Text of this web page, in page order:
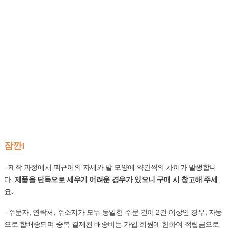
잠깐!
- 제작 과정에서 피규어의 자세와 발 모양에 약간씩의 차이가 발생합니
다. 제품을 단독으로 세우기 어려운 경우가 있으니 구매 시 참고해 주세
요.
- 주문자, 연락처, 주소지가 모두 동일한 주문 건이 2건 이상인 경우, 자동
으로 합배송되며 중복 결제된 배송비는 가입 회원에 한하여 적립금으로